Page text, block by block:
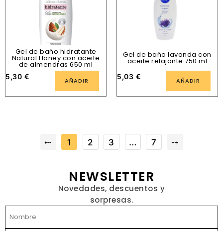
Gel de baño hidratante
Natural Honey con aceite
de almendras 650 ml
5,30 € AÑADIR
Gel de baño lavanda con
aceite relajante 750 ml
5,03 € AÑADIR
⤎ 1 2 3 … 7 ⤍
NEWSLETTER
Novedades, descuentos y
sorpresas.